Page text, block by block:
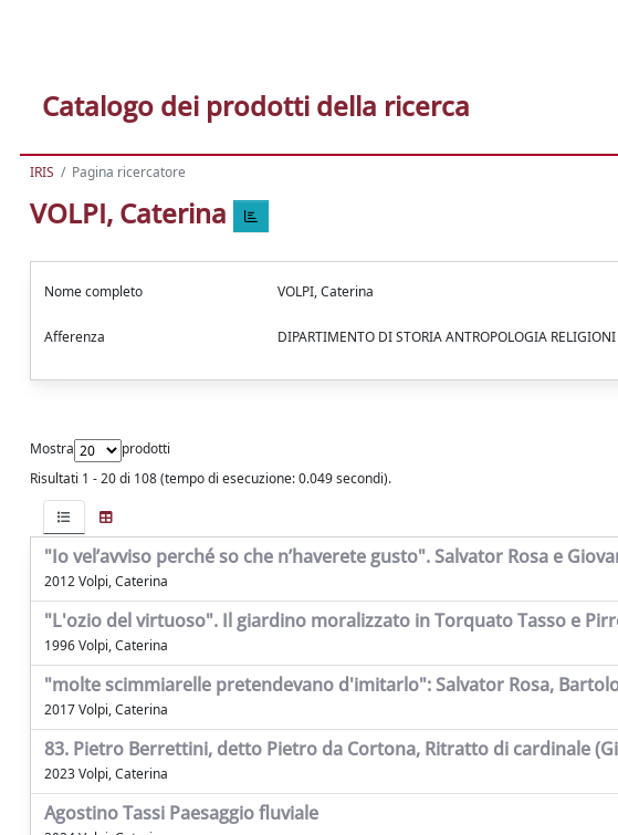
Catalogo dei prodotti della ricerca
IRIS Pagina ricercatore
VOLPI, Caterina
Nome completo VOLPI, Caterina
Afferenza DIPARTIMENTO DI STORIA ANTROPOLOGIA RELIGIONI
Mostra
prodotti
Risultati 1 - 20 di 108 (tempo di esecuzione: 0.049 secondi).
"Io vel’avviso perché so che n’haverete gusto". Salvator Rosa e
2012 Volpi, Caterina
"L'ozio del virtuoso". Il giardino moralizzato in Torquato Tasso e
1996 Volpi, Caterina
"molte scimmiarelle pretendevano d'imitarlo": Salvator Rosa,
2017 Volpi, Caterina
83. Pietro Berrettini, detto Pietro da Cortona, Ritratto di cardinale
2023 Volpi, Caterina
Agostino Tassi Paesaggio fluviale